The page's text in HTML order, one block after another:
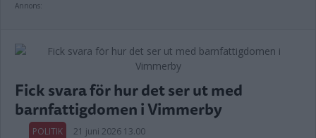
Annons:
Fick svara för hur det ser ut med
barnfattigdomen i Vimmerby
POLITIK 21 juni 2026 13.00